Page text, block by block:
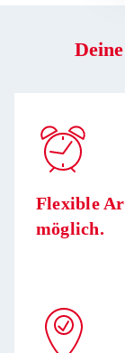
Flexible
möglich.